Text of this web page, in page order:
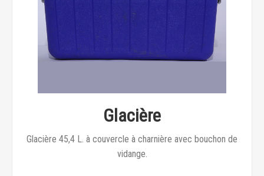
Glacière
Glacière 45,4 L. à couvercle à charnière avec bouchon de
vidange.